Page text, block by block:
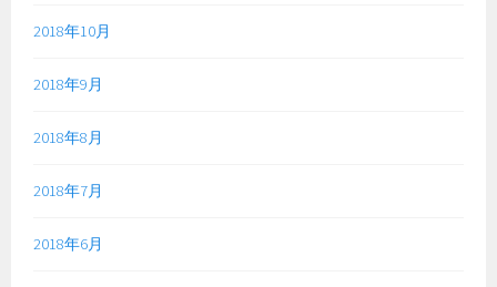
2018年10月
2018年9月
2018年8月
2018年7月
2018年6月